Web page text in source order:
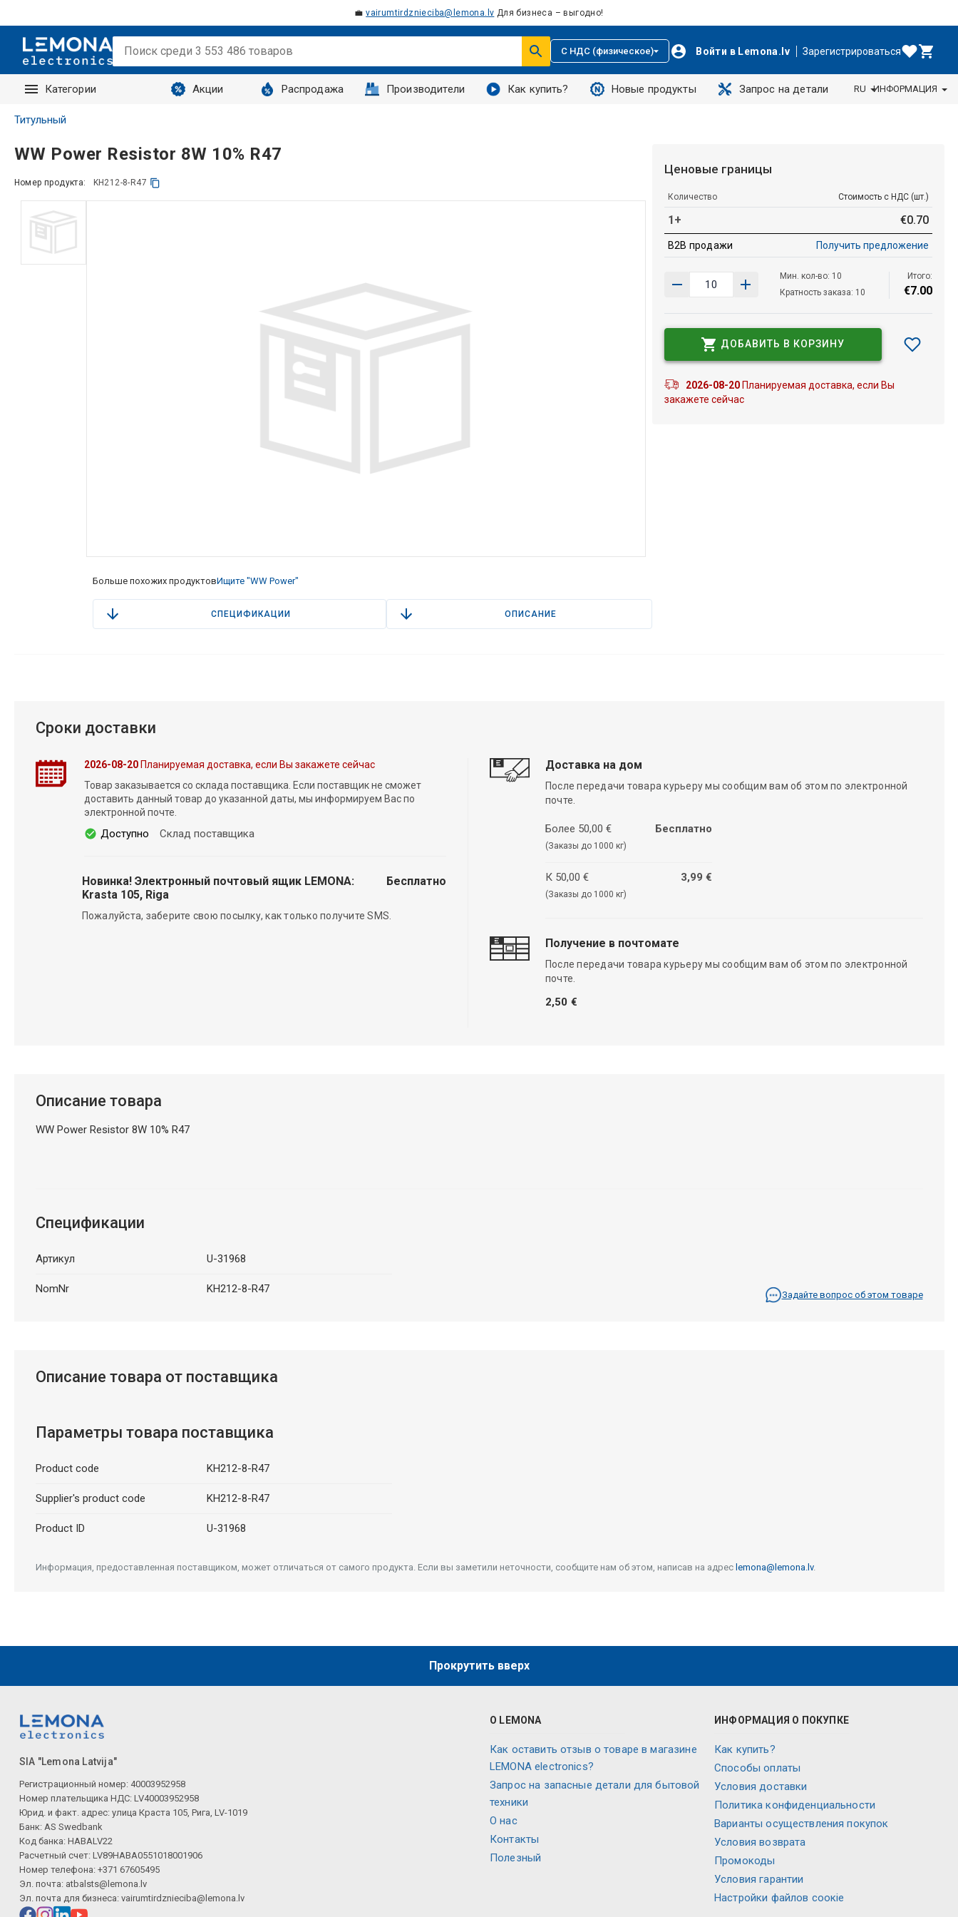
💼vairumtirdznieciba@lemona.lv Для бизнеса – выгодно!
С НДС (физическое) Войти в Lemona.lv Зарегистрироваться
Категории Акции Распродажа Производители Как купить? Новые продукты Запрос на детали
Запросы
RU ИНФОРМАЦИЯ
Титульный
WW Power Resistor 8W 10% R47
Номер продукта: KH212-8-R47
Больше похожих продуктовИщите "WW Power"
СПЕЦИФИКАЦИИ ОПИСАНИЕ
Ценовые границы
Количество Стоимость с НДС (шт.)
1+ €0.70
B2B продажи Получить предложение
Мин. кол-во: 10
Кратность заказа: 10
Итого:
€7.00
ДОБАВИТЬ В КОРЗИНУ
2026-08-20Планируемая доставка, если Вы
закажете сейчас
Сроки доставки
2026-08-20Планируемая доставка, если Вы закажете сейчас
Товар заказывается со склада поставщика. Если поставщик не сможет
доставить данный товар до указанной даты, мы информируем Вас по
электронной почте.
Доступно Склад поставщика
Новинка! Электронный почтовый ящик LEMONA:
Krasta 105, Riga
Бесплатно
Пожалуйста, заберите свою посылку, как только получите SMS.
Доставка на дом
После передачи товара курьеру мы сообщим вам об этом по электронной
почте.
Более 50,00 €
(Заказы до 1000 кг)
Бесплатно
К 50,00 €
(Заказы до 1000 кг)
3,99 €
Получение в почтомате
После передачи товара курьеру мы сообщим вам об этом по электронной
почте.
2,50 €
Описание товара
WW Power Resistor 8W 10% R47
Спецификации
Артикул U-31968
NomNr KH212-8-R47 Задайте вопрос об этом товаре
Описание товара от поставщика
Параметры товара поставщика
Product code KH212-8-R47
Supplier's product code KH212-8-R47
Product ID U-31968
Информация, предоставленная поставщиком, может отличаться от самого продукта. Если вы заметили неточности, сообщите нам об этом, написав на адрес lemona@lemona.lv.
Прокрутить вверх
SIA "Lemona Latvija"
Регистрационный номер: 40003952958
Номер плательщика НДС: LV40003952958
Юрид. и факт. адрес: улица Краста 105, Рига, LV-1019
Банк: AS Swedbank
Код банка: HABALV22
Расчетный счет: LV89HABA0551018001906
Номер телефона: +371 67605495
Эл. почта: atbalsts@lemona.lv
Эл. почта для бизнеса: vairumtirdznieciba@lemona.lv
О LEMONA
Как оставить отзыв о товаре в магазине
LEMONA electronics?
Запрос на запасные детали для бытовой
техники
О нас
Контакты
Полезный
ИНФОРМАЦИЯ О ПОКУПКЕ
Как купить?
Способы оплаты
Условия доставки
Политика конфиденциальности
Варианты осуществления покупок
Условия возврата
Промокоды
Условия гарантии
Настройки файлов соокіе